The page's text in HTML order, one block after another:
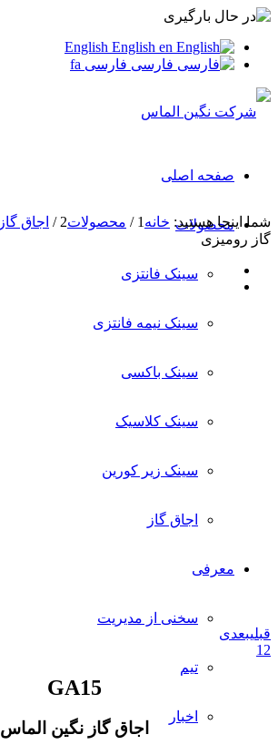
English English en
فارسی فارسی fa
صفحه اصلی
محصولات
سینک فانتزی
سینک نیمه فانتزی
سینک باکسی
سینک کلاسیک
سینک زیر کورین
اجاق گاز
معرفی
سخنی از مدیریت
تیم
اخبار
شما اینجا هستید: خانه 1
/ محصولات2
/ اجاق گاز
گاز رومیزی
قبلیبعدی
1 2
GA15
اجاق گاز نگین الماس